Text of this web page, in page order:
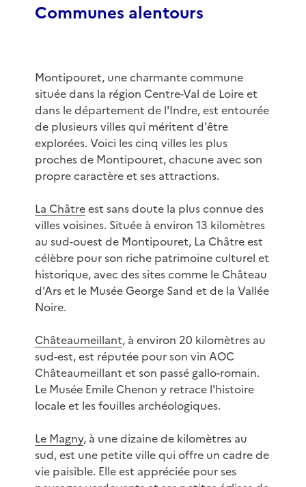
Communes alentours
Montipouret, une charmante commune
située dans la région Centre-Val de Loire et
dans le département de l'Indre, est entourée
de plusieurs villes qui méritent d'être
explorées. Voici les cinq villes les plus
proches de Montipouret, chacune avec son
propre caractère et ses attractions.
La Châtreest sans doute la plus connue des
villes voisines. Située à environ 13 kilomètres
au sud-ouest de Montipouret, La Châtre est
célèbre pour son riche patrimoine culturel et
historique, avec des sites comme le Château
d'Ars et le Musée George Sand et de la Vallée
Noire.
Châteaumeillant, à environ 20 kilomètres au
sud-est, est réputée pour son vin AOC
Châteaumeillant et son passé gallo-romain.
Le Musée Emile Chenon y retrace l'histoire
locale et les fouilles archéologiques.
Le Magny, à une dizaine de kilomètres au
sud, est une petite ville qui offre un cadre de
vie paisible. Elle est appréciée pour ses